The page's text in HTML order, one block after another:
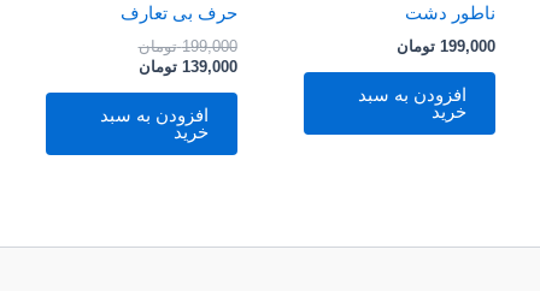
ناطور دشت
199,000 تومان
افزودن به سبد
خرید
حرف بی تعارف
199,000 تومان
139,000 تومان
افزودن به سبد
خرید